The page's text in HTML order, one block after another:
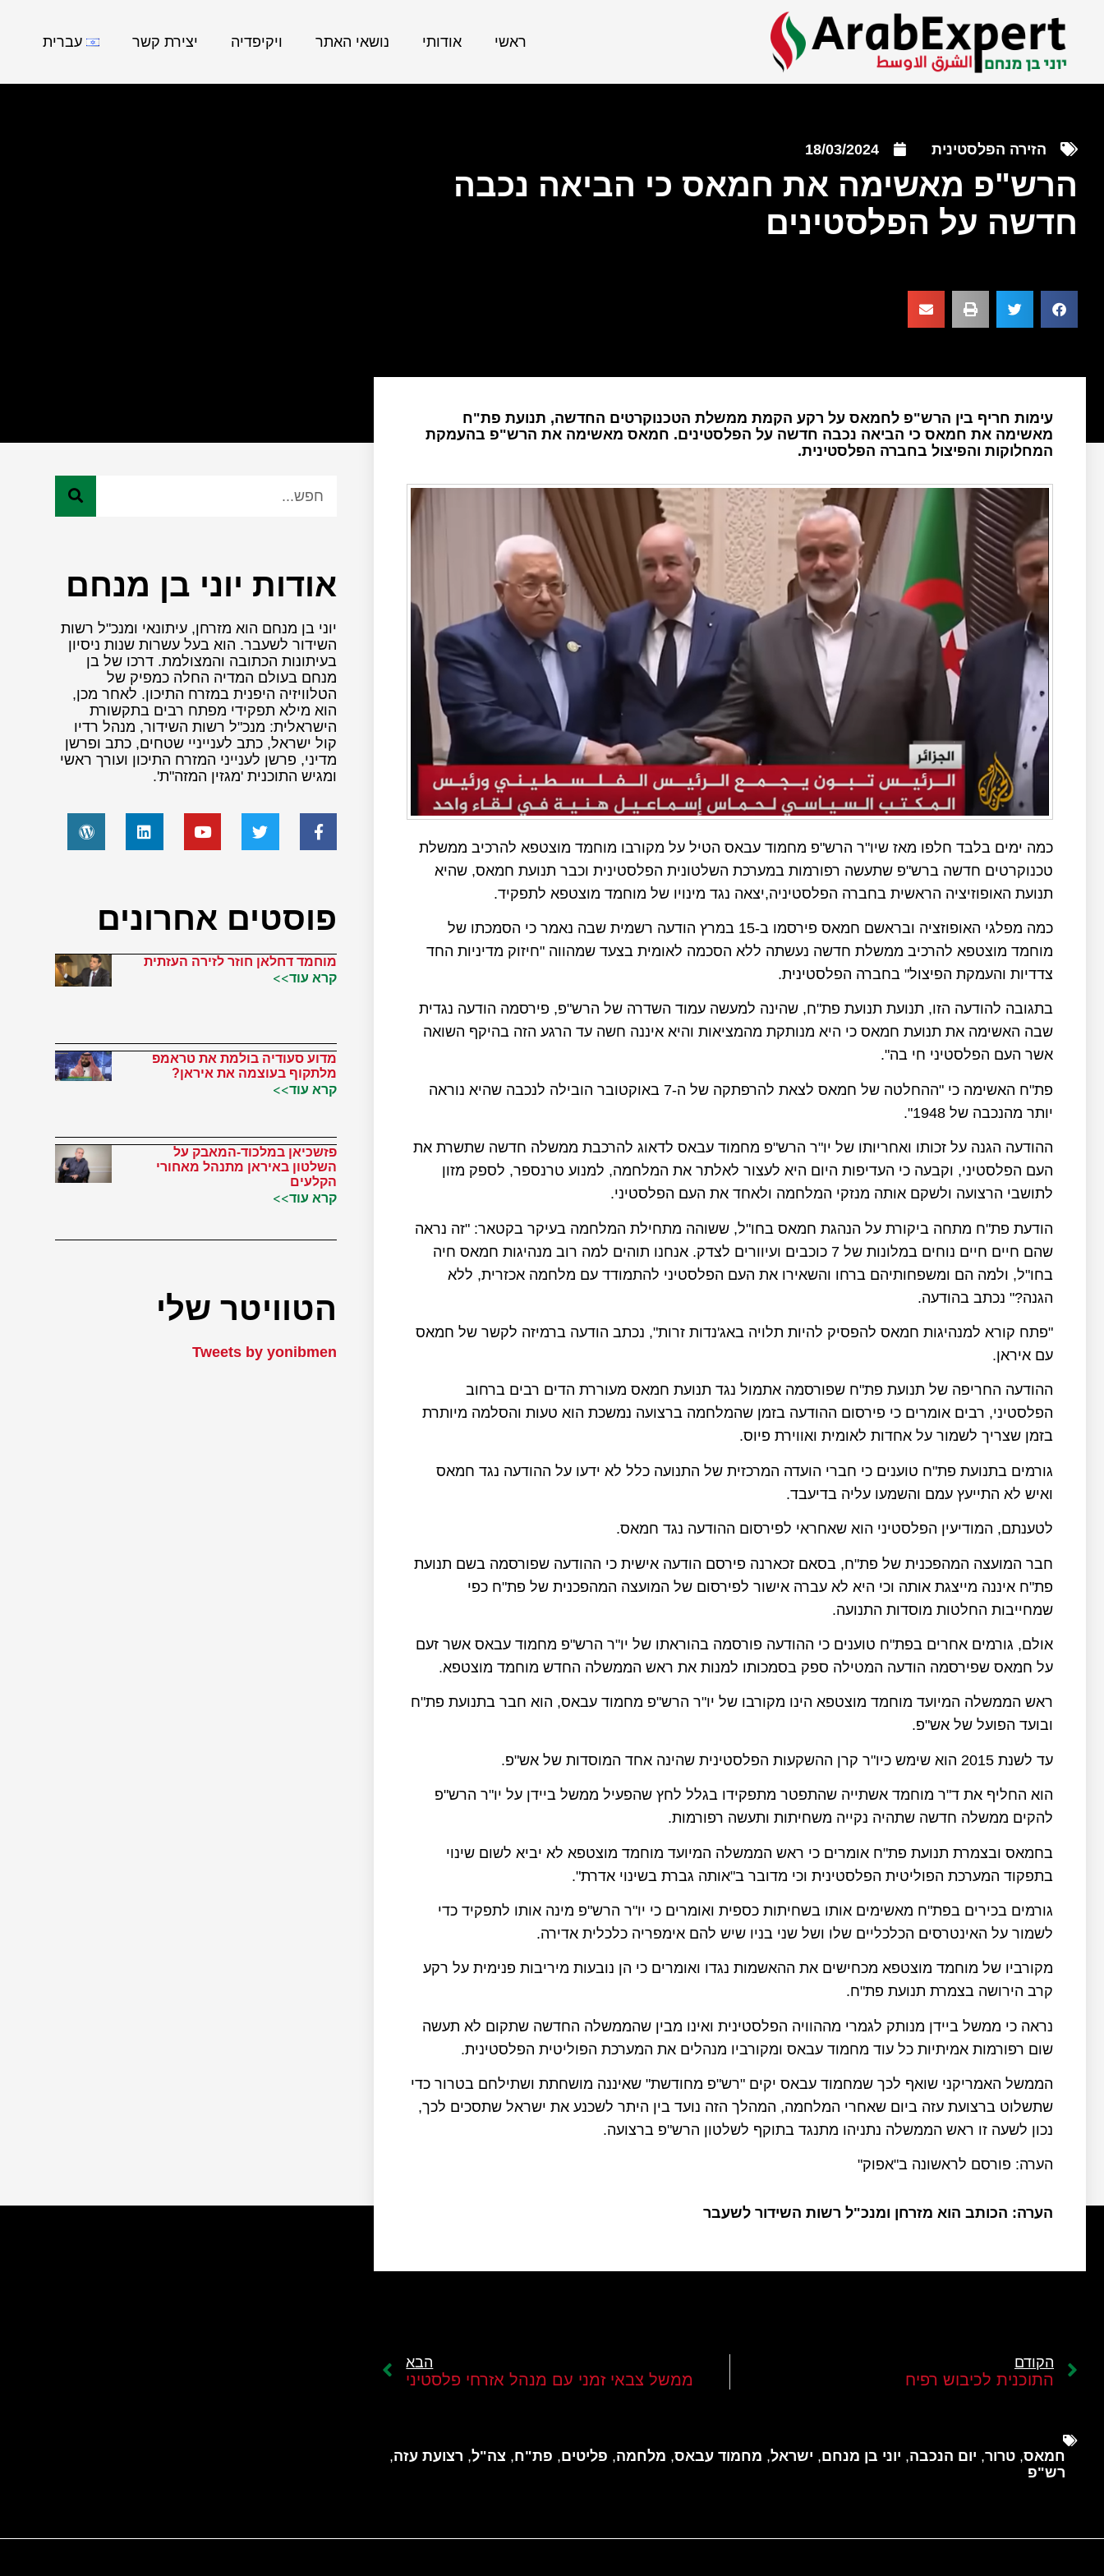
ראשי אודותי נושאי האתר ויקיפדיה יצירת קשר עברית
הזירה הפלסטינית 18/03/2024
הרש"פ מאשימה את חמאס כי הביאה נכבה
חדשה על הפלסטינים
עימות חריף בין הרש"פ לחמאס על רקע הקמת ממשלת הטכנוקרטים החדשה, תנועת פת"ח
מאשימה את חמאס כי הביאה נכבה חדשה על הפלסטינים. חמאס מאשימה את הרש"פ בהעמקת
המחלוקות והפיצול בחברה הפלסטינית.
כמה ימים בלבד חלפו מאז שיו"ר הרש"פ מחמוד עבאס הטיל על מקורבו מוחמד מוצטפא להרכיב ממשלת
טכנוקרטים חדשה ברש"פ שתעשה רפורמות במערכת השלטונית הפלסטינית וכבר תנועת חמאס, שהיא
תנועת האופוזיציה הראשית בחברה הפלסטיניה,יצאה נגד מינויו של מוחמד מוצטפא לתפקיד.
כמה מפלגי האופוזציה ובראשם חמאס פירסמו ב-15 במרץ הודעה רשמית שבה נאמר כי הסמכתו של
מוחמד מוצטפא להרכיב ממשלת חדשה נעשתה ללא הסכמה לאומית בצעד שמהווה "חיזוק מדיניות החד
צדדיות והעמקת הפיצול" בחברה הפלסטינית.
בתגובה להודעה הזו, תנועת תנועת פת"ח, שהינה למעשה עמוד השדרה של הרש"פ, פירסמה הודעה נגדית
שבה האשימה את תנועת חמאס כי היא מנותקת מהמציאות והיא איננה חשה עד הרגע הזה בהיקף השואה
אשר העם הפלסטיני חי בה".
פת"ח האשימה כי "ההחלטה של חמאס לצאת להרפתקה של ה-7 באוקטובר הובילה לנכבה שהיא נוראה
יותר מהנכבה של 1948".
ההודעה הגנה על זכותו ואחריותו של יו"ר הרש"פ מחמוד עבאס לדאוג להרכבת ממשלה חדשה שתשרת את
העם הפלסטיני, וקבעה כי העדיפות היום היא לעצור לאלתר את המלחמה, למנוע טרנספר, לספק מזון
לתושבי הרצועה ולשקם אותה מנזקי המלחמה ולאחד את העם הפלסטיני.
הודעת פת"ח מתחה ביקורת על הנהגת חמאס בחו"ל, ששוהה מתחילת המלחמה בעיקר בקטאר: "זה נראה
שהם חיים חיים נוחים במלונות של 7 כוכבים ועיוורים לצדק. אנחנו תוהים למה רוב מנהיגות חמאס חיה
בחו"ל, ולמה הם ומשפחותיהם ברחו והשאירו את העם הפלסטיני להתמודד עם מלחמה אכזרית, ללא
הגנה?" נכתב בהודעה.
"פתח קורא למנהיגות חמאס להפסיק להיות תלויה באג'נדות זרות", נכתב הודעה ברמיזה לקשר של חמאס
עם איראן.
ההודעה החריפה של תנועת פת"ח שפורסמה אתמול נגד תנועת חמאס מעוררת הדים רבים ברחוב
הפלסטיני, רבים אומרים כי פירסום ההודעה בזמן שהמלחמה ברצועה נמשכת הוא טעות והסלמה מיותרת
בזמן שצריך לשמור על אחדות לאומית ואווירת פיוס.
גורמים בתנועת פת"ח טוענים כי חברי הועדה המרכזית של התנועה כלל לא ידעו על ההודעה נגד חמאס
ואיש לא התייעץ עמם והשמעו עליה בדיעבד.
לטענתם, המודיעין הפלסטיני הוא שאחראי לפירסום ההודעה נגד חמאס.
חבר המועצה המהפכנית של פת"ח, בסאם זכארנה פירסם הודעה אישית כי ההודעה שפורסמה בשם תנועת
פת"ח איננה מייצגת אותה וכי היא לא עברה אישור לפירסום של המועצה המהפכנית של פת"ח כפי
שמחייבות החלטות מוסדות התנועה.
אולם, גורמים אחרים בפת"ח טוענים כי ההודעה פורסמה בהוראתו של יו"ר הרש"פ מחמוד עבאס אשר זעם
על חמאס שפירסמה הודעה המטילה ספק בסמכותו למנות את ראש הממשלה החדש מוחמד מוצטפא.
ראש הממשלה המיועד מוחמד מוצטפא הינו מקורבו של יו"ר הרש"פ מחמוד עבאס, הוא חבר בתנועת פת"ח
ובועד הפועל של אש"פ.
עד לשנת 2015 הוא שימש כיו"ר קרן ההשקעות הפלסטינית שהינה אחד המוסדות של אש"פ.
הוא החליף את ד"ר מוחמד אשתייה שהתפטר מתפקידו בגלל לחץ שהפעיל ממשל ביידן על יו"ר הרש"פ
להקים ממשלה חדשה שתהיה נקייה משחיתות ותעשה רפורמות.
בחמאס ובצמרת תנועת פת"ח אומרים כי ראש הממשלה המיועד מוחמד מוצטפא לא יביא לשום שינוי
בתפקוד המערכת הפוליטית הפלסטינית וכי מדובר ב"אותה גברת בשינוי אדרת".
גורמים בכירים בפת"ח מאשימים אותו בשחיתות כספית ואומרים כי יו"ר הרש"פ מינה אותו לתפקיד כדי
לשמור על האינטרסים הכלכליים שלו ושל שני בניו שיש להם אימפריה כלכלית אדירה.
מקורביו של מוחמד מוצטפא מכחישים את ההאשמות נגדו ואומרים כי הן נובעות מיריבות פנימית על רקע
קרב הירושה בצמרת תנועת פת"ח.
נראה כי ממשל ביידן מנותק לגמרי מההוויה הפלסטינית ואינו מבין שהממשלה החדשה שתקום לא תעשה
שום רפורמות אמיתיות כל עוד מחמוד עבאס ומקורביו מנהלים את המערכת הפוליטית הפלסטינית.
הממשל האמריקני שואף לכך שמחמוד עבאס יקים "רש"פ מחודשת" שאיננה מושחתת ושתילחם בטרור כדי
שתשלוט ברצועת עזה ביום שאחרי המלחמה, המהלך הזה נועד בין היתר לשכנע את ישראל שתסכים לכך,
נכון לשעה זו ראש הממשלה נתניהו מתנגד בתוקף לשלטון הרש"פ ברצועה.
הערה: פורסם לראשונה ב"אפוק"
הערה: הכותב הוא מזרחן ומנכ"ל רשות השידור לשעבר
אודות יוני בן מנחם
יוני בן מנחם הוא מזרחן, עיתונאי ומנכ"ל רשות
השידור לשעבר. הוא בעל עשרות שנות ניסיון
בעיתונות הכתובה והמצולמת. דרכו של בן
מנחם בעולם המדיה החלה כמפיק של
הטלוויזיה היפנית במזרח התיכון. לאחר מכן,
הוא מילא תפקידי מפתח רבים בתקשורת
הישראלית: מנכ"ל רשות השידור, מנהל רדיו
קול ישראל, כתב לענייניי שטחים, כתב ופרשן
מדיני, פרשן לענייני המזרח התיכון ועורך ראשי
ומגיש התוכנית 'מגזין המזה"ת'.
פוסטים אחרונים
מוחמד דחלאן חוזר לזירה העזתית
קרא עוד>>
מדוע סעודיה בולמת את טראמפ
מלתקוף בעוצמה את איראן?
קרא עוד>>
פזשכיאן במלכוד-המאבק על
השלטון באיראן מתנהל מאחורי
הקלעים
קרא עוד>>
הטוויטר שלי
Tweets by yonibmen
הקודם
התוכנית לכיבוש רפיח
הבא
ממשל צבאי זמני עם מנהל אזרחי פלסטיני
חמאס, טרור, יום הנכבה, יוני בן מנחם, ישראל, מחמוד עבאס, מלחמה, פליטים, פת"ח, צה"ל, רצועת עזה,
רש"פ